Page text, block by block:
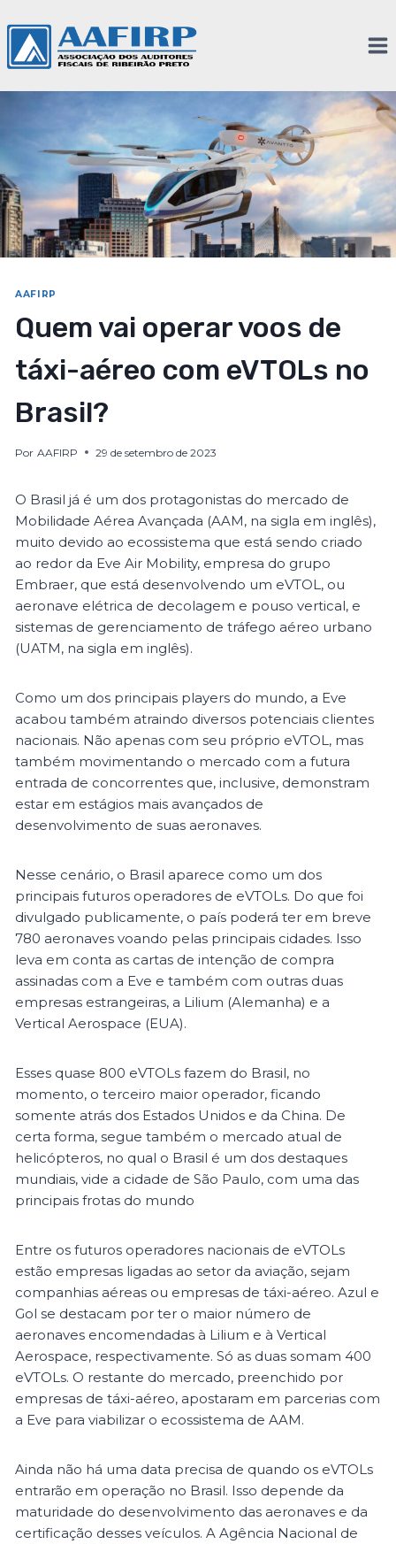
AAFIRP
Quem vai operar voos de
táxi-aéreo com eVTOLs no
Brasil?
Por AAFIRP 29 de setembro de 2023
O Brasil já é um dos protagonistas do mercado de
Mobilidade Aérea Avançada (AAM, na sigla em inglês),
muito devido ao ecossistema que está sendo criado
ao redor da Eve Air Mobility, empresa do grupo
Embraer, que está desenvolvendo um eVTOL, ou
aeronave elétrica de decolagem e pouso vertical, e
sistemas de gerenciamento de tráfego aéreo urbano
(UATM, na sigla em inglês).
Como um dos principais players do mundo, a Eve
acabou também atraindo diversos potenciais clientes
nacionais. Não apenas com seu próprio eVTOL, mas
também movimentando o mercado com a futura
entrada de concorrentes que, inclusive, demonstram
estar em estágios mais avançados de
desenvolvimento de suas aeronaves.
Nesse cenário, o Brasil aparece como um dos
principais futuros operadores de eVTOLs. Do que foi
divulgado publicamente, o país poderá ter em breve
780 aeronaves voando pelas principais cidades. Isso
leva em conta as cartas de intenção de compra
assinadas com a Eve e também com outras duas
empresas estrangeiras, a Lilium (Alemanha) e a
Vertical Aerospace (EUA).
Esses quase 800 eVTOLs fazem do Brasil, no
momento, o terceiro maior operador, ficando
somente atrás dos Estados Unidos e da China. De
certa forma, segue também o mercado atual de
helicópteros, no qual o Brasil é um dos destaques
mundiais, vide a cidade de São Paulo, com uma das
principais frotas do mundo
Entre os futuros operadores nacionais de eVTOLs
estão empresas ligadas ao setor da aviação, sejam
companhias aéreas ou empresas de táxi-aéreo. Azul e
Gol se destacam por ter o maior número de
aeronaves encomendadas à Lilium e à Vertical
Aerospace, respectivamente. Só as duas somam 400
eVTOLs. O restante do mercado, preenchido por
empresas de táxi-aéreo, apostaram em parcerias com
a Eve para viabilizar o ecossistema de AAM.
Ainda não há uma data precisa de quando os eVTOLs
entrarão em operação no Brasil. Isso depende da
maturidade do desenvolvimento das aeronaves e da
certificação desses veículos. A Agência Nacional de